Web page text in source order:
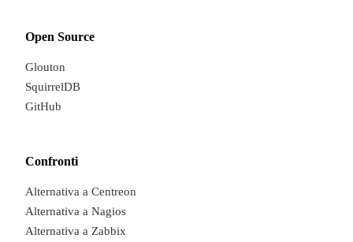
Open Source
Glouton
SquirrelDB
GitHub
Confronti
Alternativa a Centreon
Alternativa a Nagios
Alternativa a Zabbix